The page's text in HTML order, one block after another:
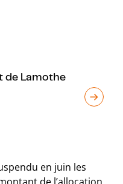
de Lamothe
en juin les